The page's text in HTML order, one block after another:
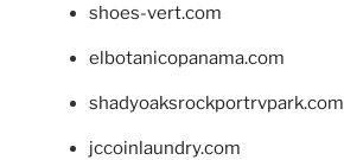
shoes-vert.com
elbotanicopanama.com
shadyoaksrockportrvpark.com
jccoinlaundry.com